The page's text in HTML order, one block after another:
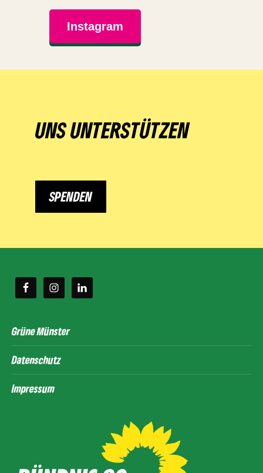
Instagram
UNS UNTERSTÜTZEN
SPENDEN
Grüne Münster
Datenschutz
Impressum